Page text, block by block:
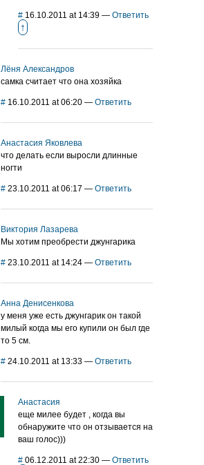
# 16.10.2011 at 14:39 — Ответить
↑
Лёня Александров
самка считает что она хозяйка
# 16.10.2011 at 06:20 — Ответить
Анастасия Яковлева
что делать если выросли длинные
ногти
# 23.10.2011 at 06:17 — Ответить
Виктория Лазарева
Мы хотим преобрести джунгарика
# 23.10.2011 at 14:24 — Ответить
Анна Денисенкова
у меня уже есть джунгарик он такой
милый когда мы его купили он был где
то 5 см.
# 24.10.2011 at 13:33 — Ответить
Анастасия
еще милее будет , когда вы
обнаружите что он отзывается на
ваш голос)))
# 06.12.2011 at 22:30 — Ответить